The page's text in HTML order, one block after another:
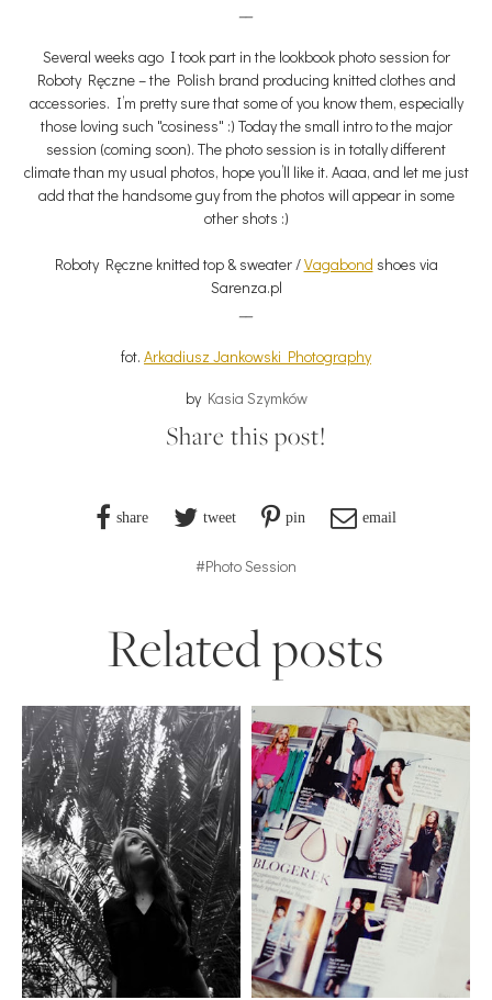
Several weeks ago I took part in the lookbook photo session for
Roboty Ręczne – the Polish brand producing knitted clothes and
accessories. I’m pretty sure that some of you know them, especially
those loving such "cosiness" :) Today the small intro to the major
session (coming soon). The photo session is in totally different
climate than my usual photos, hope you’ll like it. Aaaa, and let me just
add that the handsome guy from the photos will appear in some
other shots :)
Roboty Ręczne knitted top & sweater /Vagabond shoes via
Sarenza.pl
fot. Arkadiusz Jankowski Photography
by Kasia Szymków
Share this post!
share tweet pin email
#Photo Session
Related posts